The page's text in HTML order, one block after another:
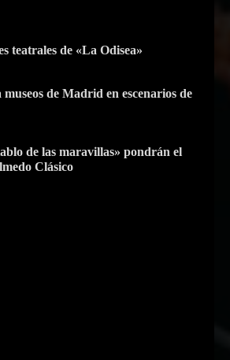
teatrales de «La Odisea»
de Madrid en escenarios de
de las maravillas» pondrán el
Clásico